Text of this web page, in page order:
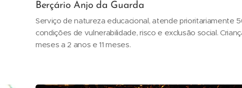
Berçário Anjo da Guarda
Serviço de natureza educacional, atende prioritariamente
condições de vulnerabilidade, risco e exclusão social.
meses a 2 anos e 11 meses.